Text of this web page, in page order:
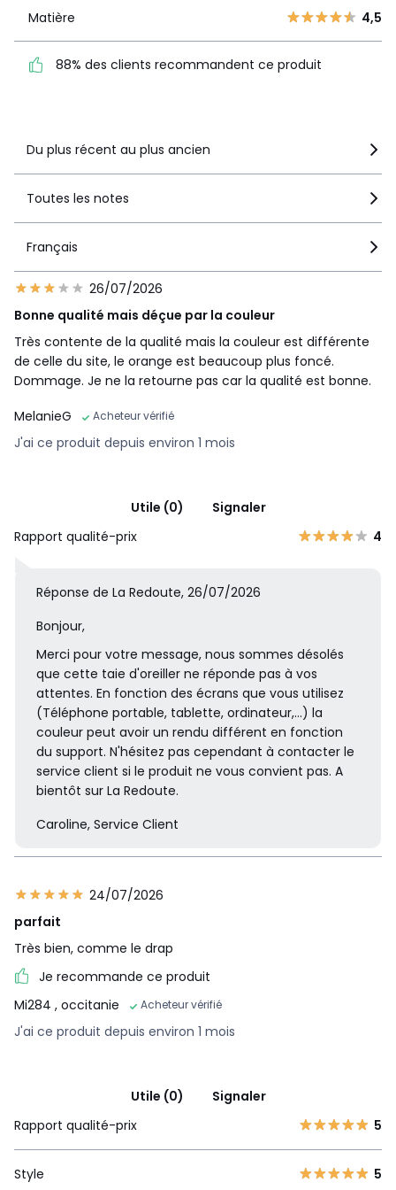
Romarin, Bleu Pétrole, Rose Nacre, Rose Framboise,
85x185 cm
recommandent ce produit
Matière 4,5
88% des clients recommandent ce produit
Du plus récent au plus ancien
Toutes les notes
Français
26/07/2026
Bonne qualité mais déçue par la couleur
Très contente de la qualité mais la couleur est différente
de celle du site, le orange est beaucoup plus foncé.
Dommage. Je ne la retourne pas car la qualité est bonne.
MelanieG
Acheteur vérifié
J'ai ce produit depuis environ 1 mois
Utile (0)
Signaler
Rapport qualité-prix
4
Réponse de La Redoute, 26/07/2026
Bonjour,
Merci pour votre message, nous sommes désolés
que cette taie d'oreiller ne réponde pas à vos
attentes. En fonction des écrans que vous utilisez
(Téléphone portable, tablette, ordinateur,...) la
couleur peut avoir un rendu différent en fonction
du support. N'hésitez pas cependant à contacter le
service client si le produit ne vous convient pas. A
bientôt sur La Redoute.
Caroline, Service Client
24/07/2026
parfait
Très bien, comme le drap
Je recommande ce produit
Mi284 , occitanie Acheteur vérifié
J'ai ce produit depuis environ 1 mois
Utile (0)
Signaler
Rapport qualité-prix
5
Style 5